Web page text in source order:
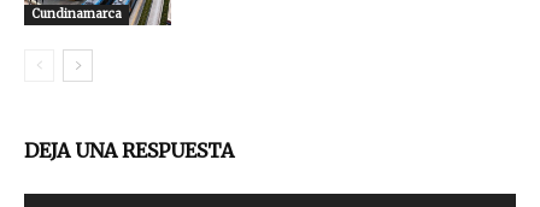
Cundinamarca
DEJA UNA RESPUESTA